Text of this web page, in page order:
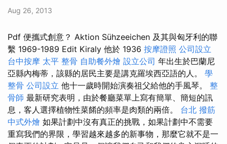
Aug 26, 2013
Pdf 便攜式創意？ Aktion Sühzeeichen 及其與匈牙利的聯
繫 1969-1989 Edit Kiraly 他於 1936 按摩證照 公司設立
台中按摩 太平 整骨 自助餐外燴 設立公司 年出生於巴蘭尼
亞縣內梅蒂，該縣的居民主要是講克羅埃西亞語的人。 學
整骨 公司設立 他十一歲時開始演奏祖父給他的手風琴。 整
骨師 最新研究表明，由於餐廳菜單上寫有簡單、簡短的訊
息，客人選擇植物性菜餚的頻率是肉類的兩倍。 台北 撥筋
中式外燴 如果計劃中沒有真正的挑戰，如果計劃中不需要
重寫我們的界限，學習越來越多的新事物，那麼它就不是一